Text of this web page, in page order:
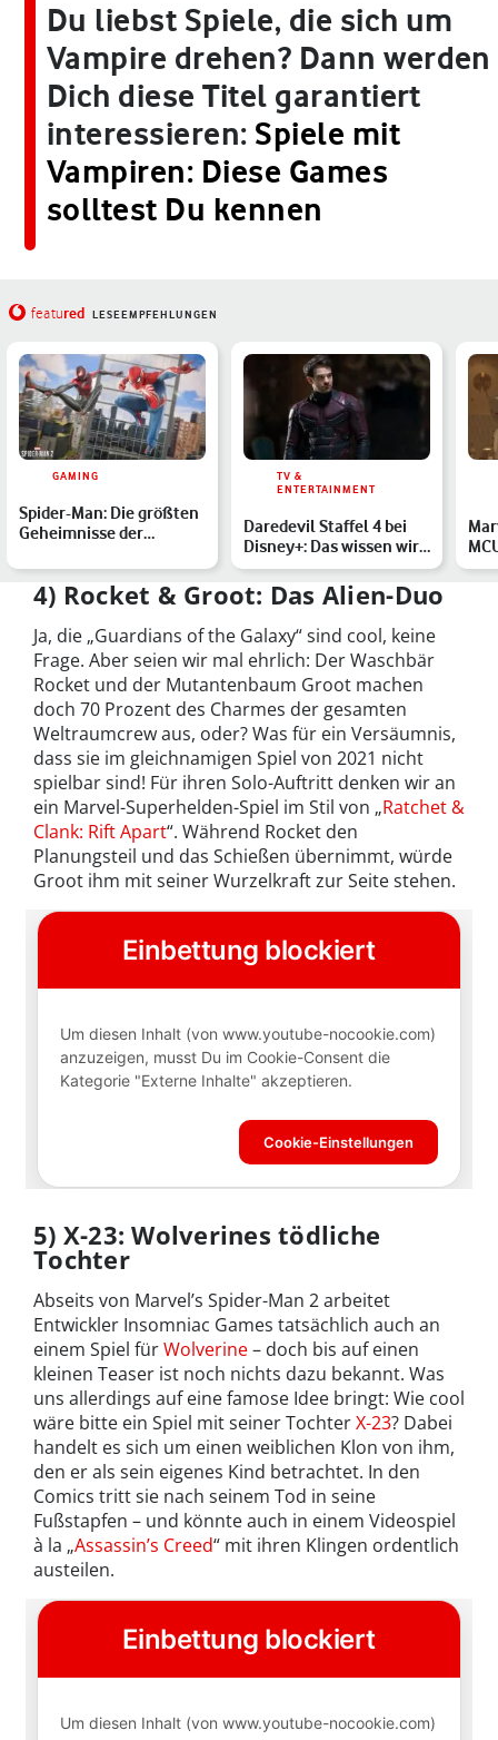
Du liebst Spiele, die sich um
Vampire drehen? Dann werden
Dich diese Titel garantiert
interessieren: Spiele mit
Vampiren: Diese Games
solltest Du kennen
featured LESEEMPFEHLUNGEN
GAMING
Spider-Man: Die größten
Geheimnisse der
d…
TV &
ENTERTAINMENT
Daredevil Staffel 4 bei
Disney+: Das wissen wir
über Born Again
4) Rocket & Groot: Das Alien-Duo
Ja, die „Guardians of the Galaxy“ sind cool, keine
Frage. Aber seien wir mal ehrlich: Der Waschbär
Rocket und der Mutantenbaum Groot machen
doch 70 Prozent des Charmes der gesamten
Weltraumcrew aus, oder? Was für ein Versäumnis,
dass sie im gleichnamigen Spiel von 2021 nicht
spielbar sind! Für ihren Solo-Auftritt denken wir an
ein Marvel-Superhelden-Spiel im Stil von „Ratchet &
Clank: Rift Apart“. Während Rocket den
Planungsteil und das Schießen übernimmt, würde
Groot ihm mit seiner Wurzelkraft zur Seite stehen.
5) X-23: Wolverines tödliche
Tochter
Abseits von Marvel’s Spider-Man 2 arbeitet
Entwickler Insomniac Games tatsächlich auch an
einem Spiel fürWolverine– doch bis auf einen
kleinen Teaser ist noch nichts dazu bekannt. Was
uns allerdings auf eine famose Idee bringt: Wie cool
wäre bitte ein Spiel mit seiner TochterX-23? Dabei
handelt es sich um einen weiblichen Klon von ihm,
den er als sein eigenes Kind betrachtet. In den
Comics tritt sie nach seinem Tod in seine
Fußstapfen – und könnte auch in einem Videospiel
à la „Assassin’s Creed“ mit ihren Klingen ordentlich
austeilen.